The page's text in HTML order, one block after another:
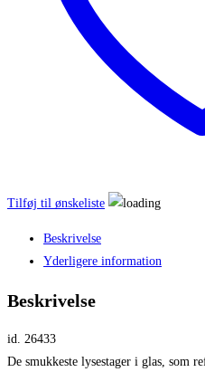
Tilføj til ønskeliste
Beskrivelse
Yderligere information
Beskrivelse
id. 26433
De smukkeste lysestager i glas, som